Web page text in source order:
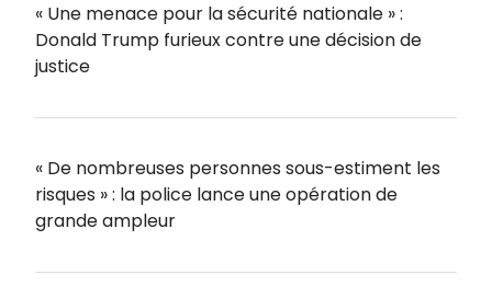
« Une menace pour la sécurité nationale » :
Donald Trump furieux contre une décision de
justice
« De nombreuses personnes sous-estiment les
risques » : la police lance une opération de
grande ampleur